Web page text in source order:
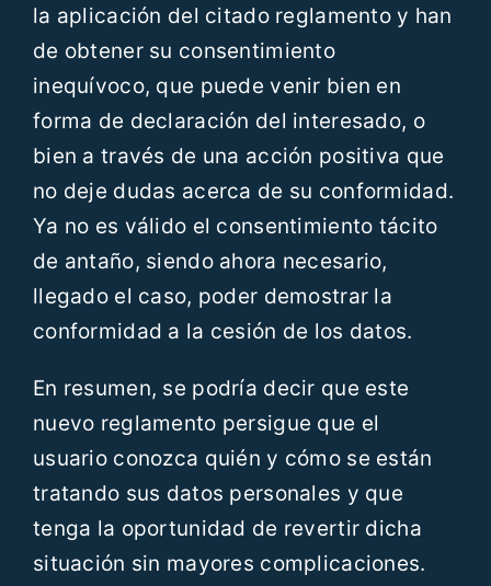
la aplicación del citado reglamento y han
de obtener su consentimiento
inequívoco, que puede venir bien en
forma de declaración del interesado, o
bien a través de una acción positiva que
no deje dudas acerca de su conformidad.
Ya no es válido el consentimiento tácito
de antaño, siendo ahora necesario,
llegado el caso, poder demostrar la
conformidad a la cesión de los datos.
En resumen, se podría decir que este
nuevo reglamento persigue que el
usuario conozca quién y cómo se están
tratando sus datos personales y que
tenga la oportunidad de revertir dicha
situación sin mayores complicaciones.